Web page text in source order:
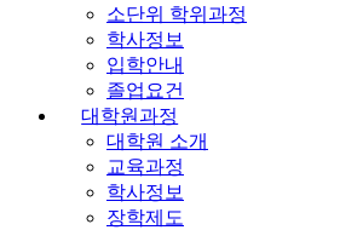
소단위 학위과정
학사정보
입학안내
졸업요건
대학원과정
대학원 소개
교육과정
학사정보
장학제도